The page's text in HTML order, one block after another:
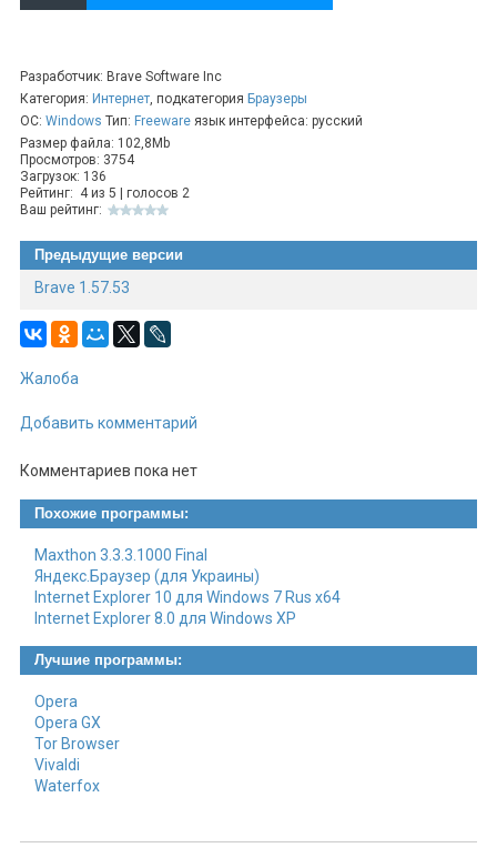
рекламы и всплывающих окон;
Разработчик: Brave Software Inc
Категория: Интернет, подкатегория Браузеры
ОС: Windows Тип: Freeware язык интерфейса: русский
Размер файла: 102,8Mb
Просмотров: 3754
Загрузок: 136
Рейтинг: 4из 5 | голосов 2
Ваш рейтинг:
Предыдущие версии
Brave 1.57.53
Жалоба
Добавить комментарий
Комментариев пока нет
Похожие программы:
Maxthon 3.3.3.1000 Final
Яндекс.Браузер (для Украины)
Internet Explorer 10 для Windows 7 Rus x64
Internet Explorer 8.0 для Windows XP
Лучшие программы:
Opera
Opera GX
Tor Browser
Vivaldi
Waterfox